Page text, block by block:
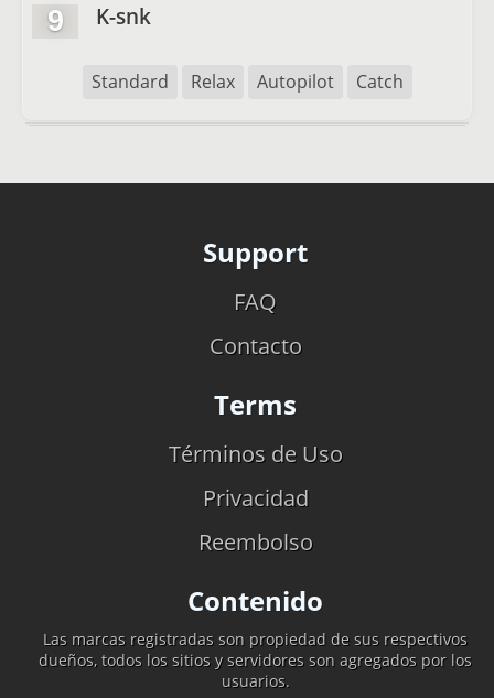
9 K-snk
Standard Relax Autopilot Catch
Support
FAQ
Contacto
Terms
Términos de Uso
Privacidad
Reembolso
Contenido
Las marcas registradas son propiedad de sus respectivos
dueños, todos los sitios y servidores son agregados por los
usuarios.